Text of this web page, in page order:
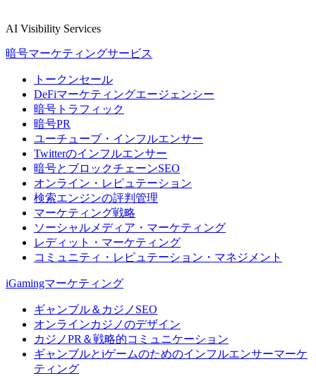
AI Visibility Services
暗号マーケティングサービス
トークンセール
DeFiマーケティングエージェンシー
暗号トラフィック
暗号PR
ユーチューブ・インフルエンサー
Twitterのインフルエンサー
暗号とブロックチェーンSEO
オンライン・レピュテーション
検索エンジンの評判管理
マーケティング戦略
ソーシャルメディア・マーケティング
レディット・マーケティング
コミュニティ・レピュテーション・マネジメント
iGamingマーケティング
ギャンブル＆カジノSEO
オンラインカジノのデザイン
カジノPR＆戦略的コミュニケーション
ギャンブルとiゲームのためのインフルエンサーマーケ
ティング